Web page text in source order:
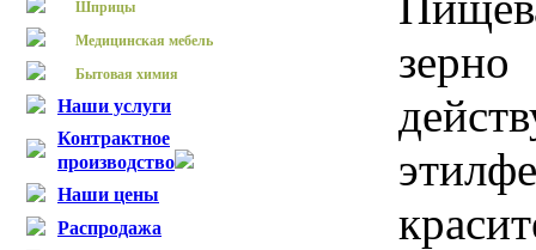
Шприцы
Медицинская мебель
Бытовая химия
Наши услуги
Контрактное
производство
Наши цены
Распродажа